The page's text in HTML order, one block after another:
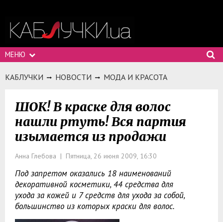
МЕНЮ
КАБЛУЧКИ НОВОСТИ МОДА И КРАСОТА
ШОК! В краске для волос
нашли ртуть! Вся партия
изымается из продажи
Анна Глебова | Пятница, 26 июня 2009, 16:30
Под запретом оказались 18 наименований
декоративной косметики, 44 средства для
ухода за кожей и 7 средств для ухода за собой,
большинство из которых краски для волос.